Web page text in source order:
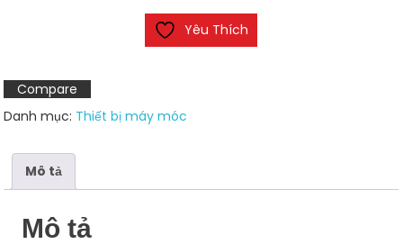
NTTHDK
TH-
1
lượng
Yêu Thích
Compare
Danh mục: Thiết bị máy móc
Mô tả
Mô tả